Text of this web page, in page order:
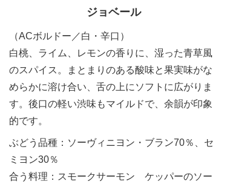
ジョベール
（ACボルドー／白・辛口）
白桃、ライム、レモンの香りに、湿った青草風
のスパイス。まとまりのある酸味と果実味がな
めらかに溶け合い、舌の上にソフトに広がりま
す。後口の軽い渋味もマイルドで、余韻が印象
的です。
ぶどう品種：ソーヴィニヨン・ブラン70％、セ
ミヨン30％
合う料理：スモークサーモン ケッパーのソー